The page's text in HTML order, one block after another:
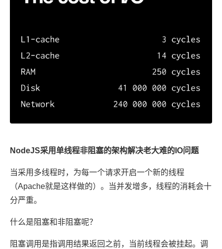
NodeJS采用单线程非阻塞的架构解决老大难的IO问题
当采用多线程时，为每一个请求开启一个新的线程
（Apache就是这样做的）。当并发增多，线程的消耗会十
分严重。
什么是阻塞和非阻塞呢？
阻塞调用是指调用结果返回之前，当前线程会被挂起。调